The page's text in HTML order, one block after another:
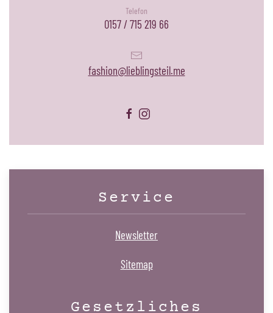
Telefon
0157 / 715 219 66
fashion@lieblingsteil.me
Service
Newsletter
Sitemap
Gesetzliches